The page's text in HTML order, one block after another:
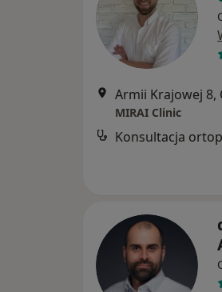
Armii Krajowej 8,
MIRAI Clinic
Konsultacja